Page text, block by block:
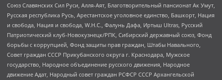
Союз Славянских Сил Руси, Алля-Аят, Благотворительный пансионат Ак Умут,
Русская республика Русь, Арестантское уголовное единство, Башкорт, Нация
и свобода, Нация и свобода, W.H.С., Фалунь Дафа, Иртыш Ultras, Русский
Патриотический клуб-Новокузнецк/РПК, Сибирский державный союз, Фонд
борьбы с коррупцией, Фонд защиты прав граждан, Штабы Навального,
Совет граждан СССР Прикубанского округа г. Краснодара, Мужское
государство, Народное объединение русского движения, Народное
движение Адат, Народный совет граждан РСФСР СССР Архангельской